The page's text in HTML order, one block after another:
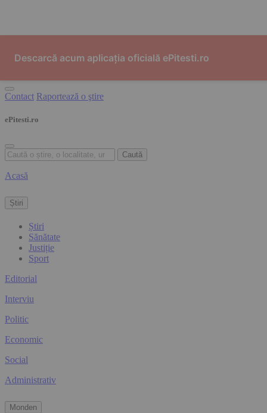
Contact Raportează o ştire
ePitesti.ro
Caută
Acasă
Știri
Știri
Sănătate
Justiție
Sport
Editorial
Interviu
Politic
Economic
Social
Administrativ
Monden
Descarcă acum aplicația oficială ePitesti.ro